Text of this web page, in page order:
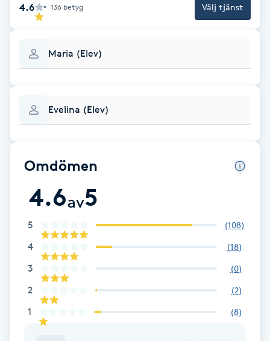
Laserbehandling
Lashlift Keratin
Liktornar
LPG
LPG-behandling
LPG-massage
Luggklippning
Lymfmassage
4.6 136 betyg Välj tjänst
Maria (Elev)
Evelina (Elev)
Omdömen
4.6av5
5 (108)
4 (18)
3 (0)
2 (2)
1 (8)